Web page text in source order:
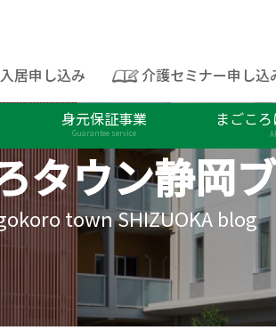
入居申し込み 介護セミナー申し込
身元保証事業
Guarantee service
まごこ
タウン静岡
town SHIZUOKA blog